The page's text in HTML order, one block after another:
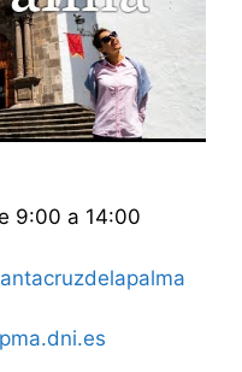
9:00 a 14:00